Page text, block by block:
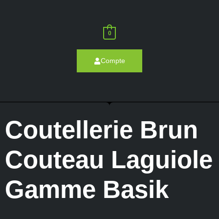
0
Compte
Coutellerie Brun
Couteau Laguiole
Gamme Basik